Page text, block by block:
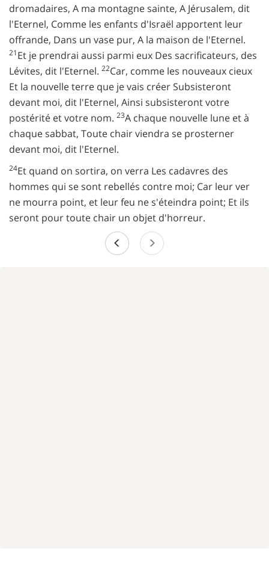
dromadaires, A ma montagne sainte, A Jérusalem, dit
l'Eternel, Comme les enfants d'Israël apportent leur
offrande, Dans un vase pur, A la maison de l'Eternel.
21Et je prendrai aussi parmi eux Des sacrificateurs, des
Lévites, dit l'Eternel. 22Car, comme les nouveaux cieux
Et la nouvelle terre que je vais créer Subsisteront
devant moi, dit l'Eternel, Ainsi subsisteront votre
postérité et votre nom. 23A chaque nouvelle lune et à
chaque sabbat, Toute chair viendra se prosterner
devant moi, dit l'Eternel.
24Et quand on sortira, on verra Les cadavres des
hommes qui se sont rebellés contre moi; Car leur ver
ne mourra point, et leur feu ne s'éteindra point; Et ils
seront pour toute chair un objet d'horreur.